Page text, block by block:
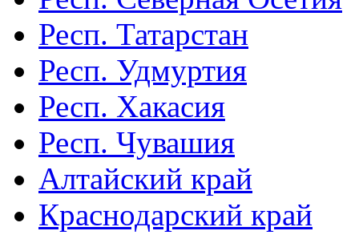
Респ. Татарстан
Респ. Удмуртия
Респ. Хакасия
Респ. Чувашия
Алтайский край
Краснодарский край